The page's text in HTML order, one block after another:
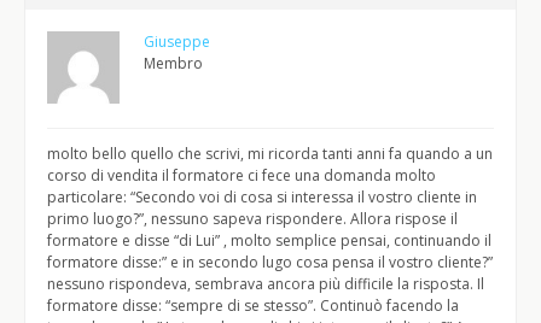
Giuseppe
Membro
molto bello quello che scrivi, mi ricorda tanti anni fa quando a un
corso di vendita il formatore ci fece una domanda molto
particolare: “Secondo voi di cosa si interessa il vostro cliente in
primo luogo?”, nessuno sapeva rispondere. Allora rispose il
formatore e disse “di Lui” , molto semplice pensai, continuando il
formatore disse:” e in secondo lugo cosa pensa il vostro cliente?”
nessuno rispondeva, sembrava ancora più difficile la risposta. Il
formatore disse: “sempre di se stesso”. Continuò facendo la